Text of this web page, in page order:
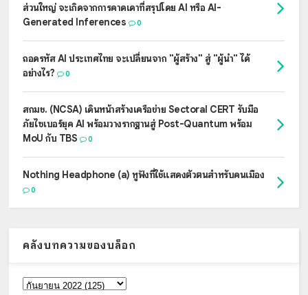
ส่วนใหญ่ จะเกิดจากการคาดเดาที่สรุปโดย AI หรือ AI-
Generated Inferences
0
ถอดรหัส AI ประเทศไทย จะเปลี่ยนจาก "ผู้สร้าง" สู่ "ผู้นำ" ได้
อย่างไร?
0
สกมช. (NCSA) เดินหน้าสร้างเครือข่าย Sectoral CERT รับมือ
ภัยไซเบอร์ยุค AI พร้อมวางรากฐานสู่ Post-Quantum พร้อม
MoU กับ TBS
0
Nothing Headphone (a) หูฟังที่ใช้แสดงตัวตนสำหรับคนเมือง
0
คลังบทความของบล็อก